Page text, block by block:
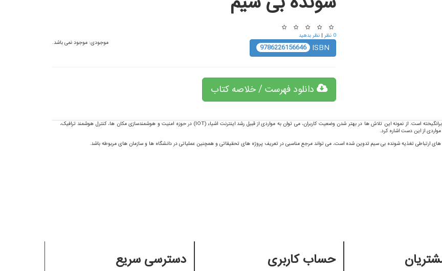
0 نظر | نظر بدهید
موجودی: موجود نمی باشد. ISBN
9786226156646
دانلود فهرست / خلاصه کتاب
است. از نمونه این تلاش ها در بهتر شدن وضعیت کاربران، می توان به مواردی از قبیل رشد اینترنت اشیاء (IOT) در حوزه امنیت و هوشمندسازی مکان ها، کنترل هوشمند ترافیک،
از این دست اشاره کرد.
ارتباطی تغذیه شونده بی سیم تدوین شده است، می تواند مرجع مناسبی در تعریف پروژه های تحقیقاتی و همچنین عملیاتی در دانشگاه ها و سازمان های مربوطه باشد.
حساب کاربری دسترسی سریع